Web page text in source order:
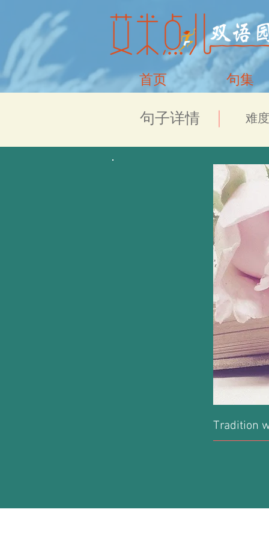
首页 句集
​句子详情 难
Tradition